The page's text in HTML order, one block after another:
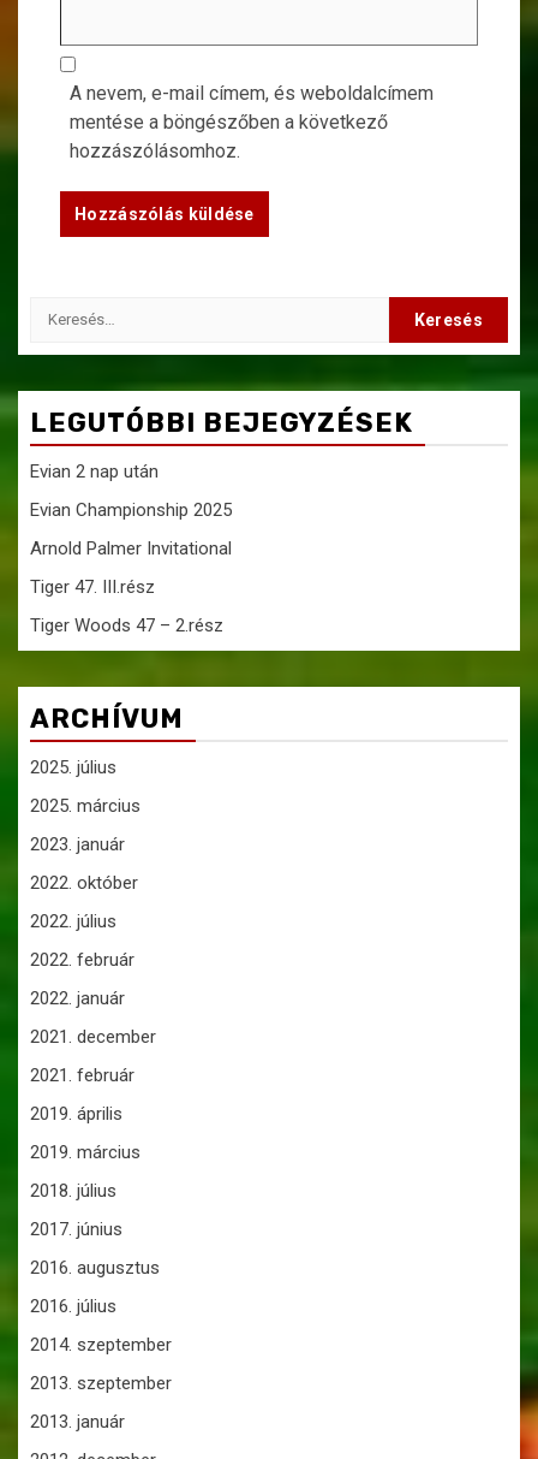
A nevem, e-mail címem, és weboldalcímem
mentése a böngészőben a következő
hozzászólásomhoz.
Keresés:
LEGUTÓBBI BEJEGYZÉSEK
Evian 2 nap után
Evian Championship 2025
Arnold Palmer Invitational
Tiger 47. III.rész
Tiger Woods 47 – 2.rész
ARCHÍVUM
2025. július
2025. március
2023. január
2022. október
2022. július
2022. február
2022. január
2021. december
2021. február
2019. április
2019. március
2018. július
2017. június
2016. augusztus
2016. július
2014. szeptember
2013. szeptember
2013. január